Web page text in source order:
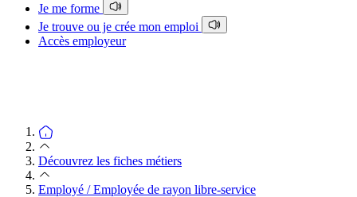
Je me forme
Je trouve ou je crée mon emploi
Accès employeur
Découvrez les fiches métiers
Employé / Employée de rayon libre-service